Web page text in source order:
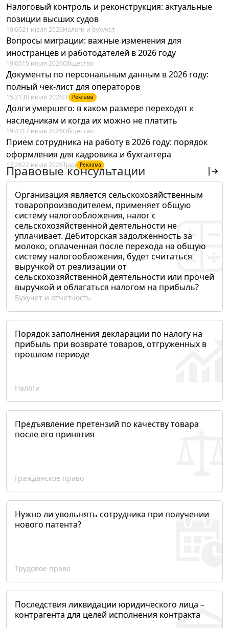
Налоговый контроль и реконструкция: актуальные
позиции высших судов
19:0621 июля 2026Налоги и бухучет
Вопросы миграции: важные изменения для
иностранцев и работодателей в 2026 году
19:0515 июля 2026Общество
Документы по персональным данным в 2026 году:
полный чек-лист для операторов
15:21 30 июля 2026IT Реклама
Долги умершего: в каком размере переходят к
наследникам и когда их можно не платить
19:4317 июля 2026Общество
Прием сотрудника на работу в 2026 году: порядок
оформления для кадровика и бухгалтера
12:2822 июля 2026Труд Реклама
Правовые консультации
Организация является сельскохозяйственным
товаропроизводителем, применяет общую
систему налогообложения, налог с
сельскохозяйственной деятельности не
уплачивает. Дебиторская задолженность за
молоко, оплаченная после перехода на общую
систему налогообложения, будет считаться
выручкой от реализации от
сельскохозяйственной деятельности или прочей
выручкой и облагаться налогом на прибыль?
Бухучет и отчетность
Порядок заполнения декларации по налогу на
прибыль при возврате товаров, отгруженных в
прошлом периоде
Налоги
Предъявление претензий по качеству товара
после его принятия
Гражданское право
Нужно ли увольнять сотрудника при получении
нового патента?
Трудовое право
Последствия ликвидации юридического лица –
контрагента для целей исполнения контракта